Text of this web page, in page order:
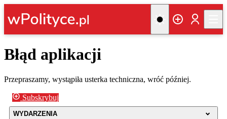
Błąd aplikacji
Przepraszamy, wystąpiła usterka techniczna, wróć później.
Subskrybuj
WYDARZENIA